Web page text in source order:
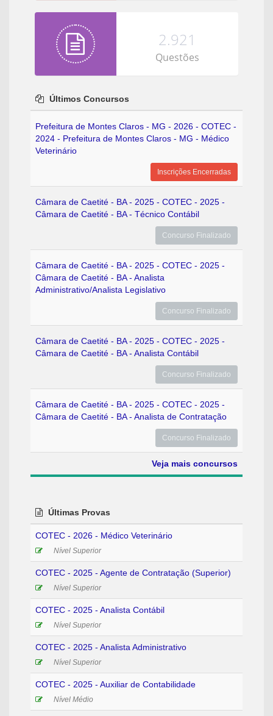
2.921
Questões
Últimos Concursos
Prefeitura de Montes Claros - MG - 2026 - COTEC -
2024 - Prefeitura de Montes Claros - MG - Médico
Veterinário
Inscrições Encerradas
Câmara de Caetité - BA - 2025 - COTEC - 2025 -
Câmara de Caetité - BA - Técnico Contábil
Concurso Finalizado
Câmara de Caetité - BA - 2025 - COTEC - 2025 -
Câmara de Caetité - BA - Analista
Administrativo/Analista Legislativo
Concurso Finalizado
Câmara de Caetité - BA - 2025 - COTEC - 2025 -
Câmara de Caetité - BA - Analista Contábil
Concurso Finalizado
Câmara de Caetité - BA - 2025 - COTEC - 2025 -
Câmara de Caetité - BA - Analista de Contratação
Concurso Finalizado
Veja mais concursos
Últimas Provas
COTEC - 2026 - Médico Veterinário
Nível Superior
COTEC - 2025 - Agente de Contratação (Superior)
Nível Superior
COTEC - 2025 - Analista Contábil
Nível Superior
COTEC - 2025 - Analista Administrativo
Nível Superior
COTEC - 2025 - Auxiliar de Contabilidade
Nível Médio